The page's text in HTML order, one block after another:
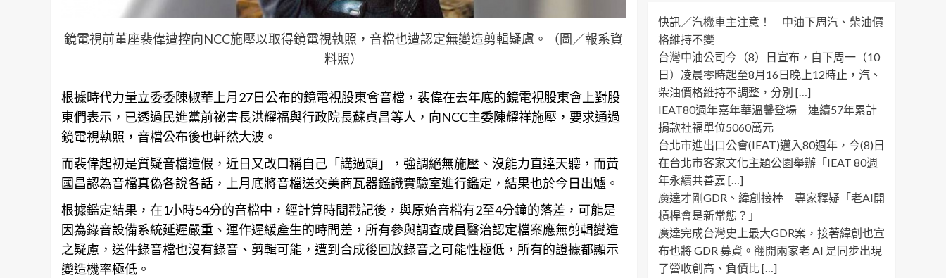
鏡電視前董座裴偉遭控向NCC施壓以取得鏡電視執照，音檔也遭認定無變造剪輯疑慮。（圖／報系資
料照）
根據時代力量立委委陳椒華上月27日公布的鏡電視股東會音檔，裴偉在去年底的鏡電視股東會上對股
東們表示，已透過民進黨前祕書長洪耀福與行政院長蘇貞昌等人，向NCC主委陳耀祥施壓，要求通過
鏡電視執照，音檔公布後也軒然大波。
而裴偉起初是質疑音檔造假，近日又改口稱自己「講過頭」，強調絕無施壓、沒能力直達天聽，而黃
國昌認為音檔真偽各說各話，上月底將音檔送交美商瓦器鑑識實驗室進行鑑定，結果也於今日出爐。
根據鑑定結果，在1小時54分的音檔中，經計算時間戳記後，與原始音檔有2至4分鐘的落差，可能是
因為錄音設備系統延遲嚴重、運作遲緩產生的時間差，所有參與調查成員醫治認定檔案應無剪輯變造
之疑慮，送件錄音檔也沒有錄音、剪輯可能，遭到合成後回放錄音之可能性極低，所有的證據都顯示
變造機率極低。
快訊／汽機車主注意！ 中油下周汽、柴油價
格維持不變
台灣中油公司今（8）日宣布，自下周一（10
日）凌晨零時起至8月16日晚上12時止，汽、
柴油價格維持不調整，分別 […]
IEAT80週年嘉年華溫馨登場 連續57年累計
捐款社福單位5060萬元
台北市進出口公會(IEAT)邁入80週年，今(8)日
在台北市客家文化主題公園舉辦「IEAT 80週
年永續共善嘉 […]
廣達才剛GDR、緯創接棒 專家釋疑「老AI開
槓桿會是新常態？」
廣達完成台灣史上最大GDR案，接著緯創也宣
布也將 GDR 募資。翻開兩家老 AI 是同步出現
了營收創高、負債比 […]